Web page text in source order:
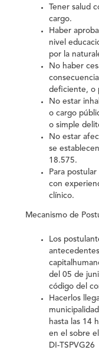
Tener salud
cargo.
Haber
nivel
por la
No haber
deficiente, o
No estar
o cargo
o simple
No estar
se
18.575.
Para
con
clínico.
Mecanismo de
Los
del 05 de
código del
Hacerlos
hasta las 14
en el sobre
DI-TSPVG26